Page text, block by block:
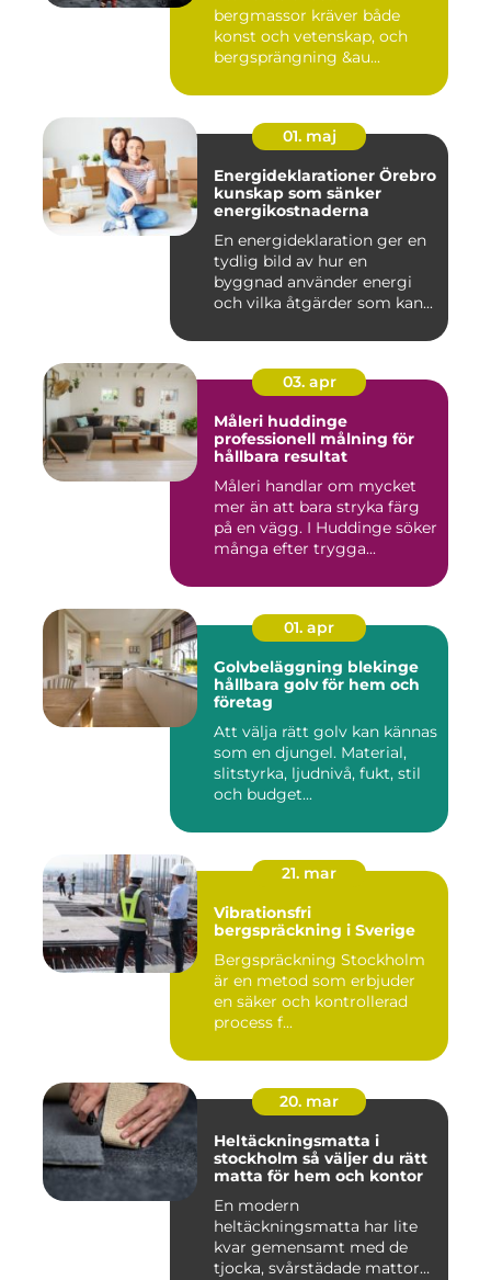
bergmassor kräver både
konst och vetenskap, och
bergsprängning &au...
01. maj
Energideklarationer Örebro
kunskap som sänker
energikostnaderna
En energideklaration ger en
tydlig bild av hur en
byggnad använder energi
och vilka åtgärder som kan...
03. apr
Måleri huddinge
professionell målning för
hållbara resultat
Måleri handlar om mycket
mer än att bara stryka färg
på en vägg. I Huddinge söker
många efter trygga...
01. apr
Golvbeläggning blekinge
hållbara golv för hem och
företag
Att välja rätt golv kan kännas
som en djungel. Material,
slitstyrka, ljudnivå, fukt, stil
och budget...
21. mar
Vibrationsfri
bergspräckning i Sverige
Bergspräckning Stockholm
är en metod som erbjuder
en säker och kontrollerad
process f...
20. mar
Heltäckningsmatta i
stockholm så väljer du rätt
matta för hem och kontor
En modern
heltäckningsmatta har lite
kvar gemensamt med de
tjocka, svårstädade mattor